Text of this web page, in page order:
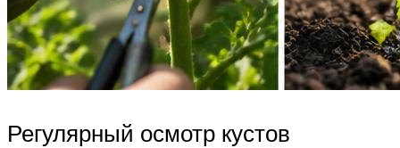
Регулярный осмотр кустов